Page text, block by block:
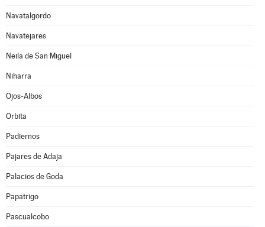
Navatalgordo
Navatejares
Neila de San Miguel
Niharra
Ojos-Albos
Orbita
Padiernos
Pajares de Adaja
Palacios de Goda
Papatrigo
Pascualcobo